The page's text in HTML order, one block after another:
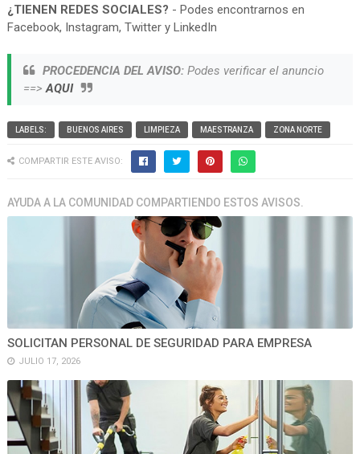
¿TIENEN REDES SOCIALES? - Podes encontrarnos en
Facebook, Instagram, Twitter y LinkedIn
PROCEDENCIA DEL AVISO:Podes verificar el anuncio
==>AQUI
LABELS: BUENOS AIRES LIMPIEZA MAESTRANZA ZONA NORTE
COMPARTIR ESTE AVISO:
AYUDA A LA COMUNIDAD COMPARTIENDO ESTOS AVISOS.
SOLICITAN PERSONAL DE SEGURIDAD PARA EMPRESA
JULIO 17, 2026